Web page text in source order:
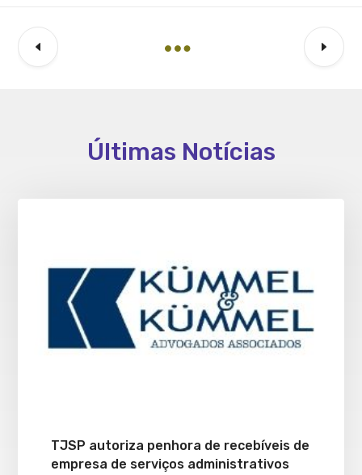
Últimas Notícias
TJSP autoriza penhora de recebíveis de
empresa de serviços administrativos